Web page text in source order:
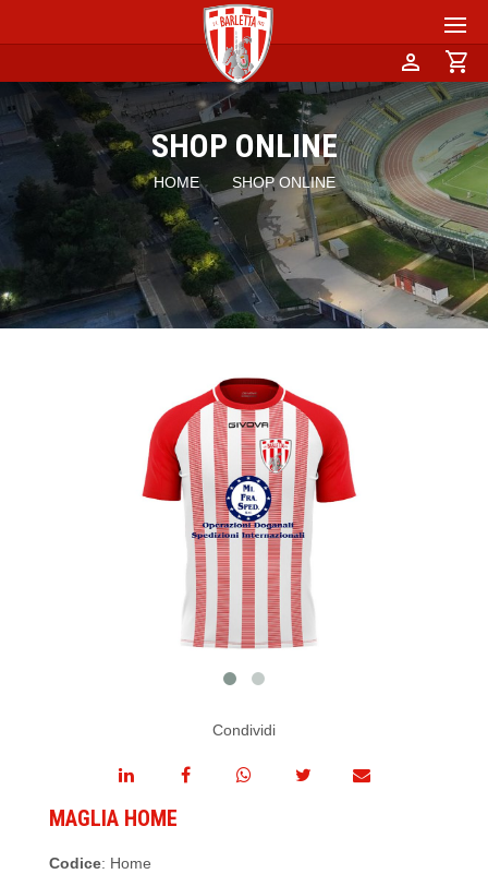
person shopping_cart
SHOP ONLINE
HOME SHOP ONLINE
Condividi
MAGLIA HOME
Codice: Home